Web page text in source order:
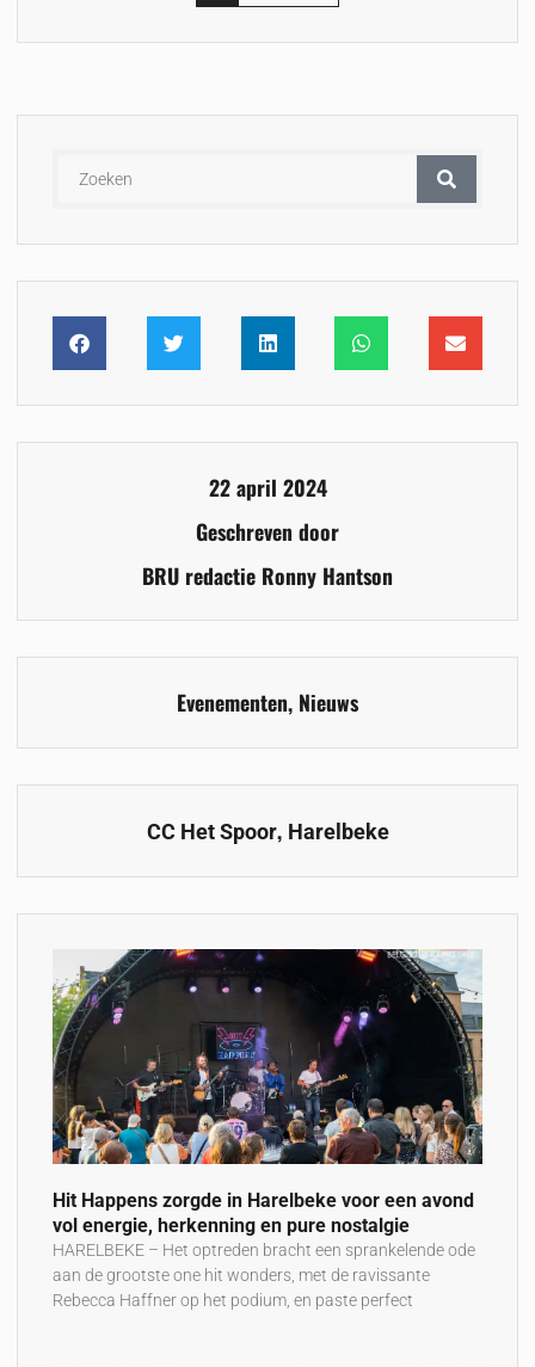
22 april 2024
Geschreven door
BRU redactie Ronny Hantson
Evenementen, Nieuws
CC Het Spoor, Harelbeke
Hit Happens zorgde in Harelbeke voor een avond
vol energie, herkenning en pure nostalgie
HARELBEKE – Het optreden bracht een sprankelende ode
aan de grootste one hit wonders, met de ravissante
Rebecca Haffner op het podium, en paste perfect